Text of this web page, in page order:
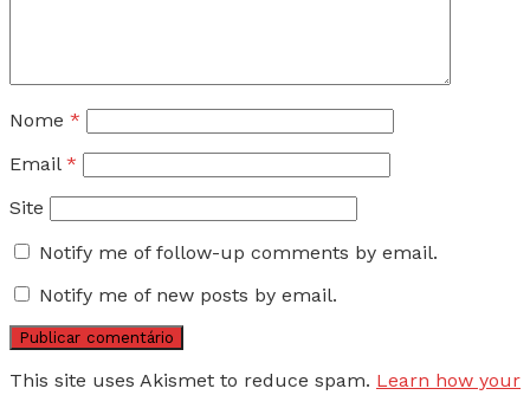
Nome *
Email *
Site
Notify me of follow-up comments by email.
Notify me of new posts by email.
This site uses Akismet to reduce spam. Learn how your